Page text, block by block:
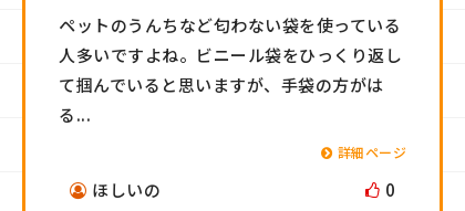
ペットのうんちなど匂わない袋を使っている
人多いですよね。ビニール袋をひっくり返し
て掴んでいると思いますが、手袋の方がは
る...
詳細ページ
ほしいの 0